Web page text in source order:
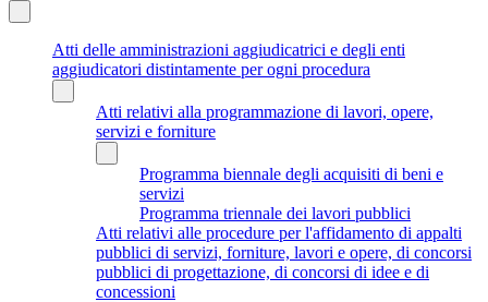
Atti delle amministrazioni aggiudicatrici e degli enti
aggiudicatori distintamente per ogni procedura
Atti relativi alla programmazione di lavori, opere,
servizi e forniture
Programma biennale degli acquisiti di beni e
servizi
Programma triennale dei lavori pubblici
Atti relativi alle procedure per l'affidamento di appalti
pubblici di servizi, forniture, lavori e opere, di concorsi
pubblici di progettazione, di concorsi di idee e di
concessioni